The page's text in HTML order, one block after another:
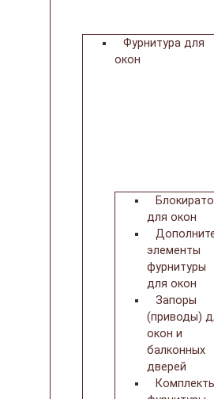
Фурнитура для
окон
для окон
элементы
фурнитуры
для окон
Запоры
(приводы)
окон и
балконных
дверей